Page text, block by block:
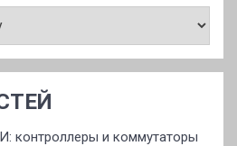
контроллеры и коммутаторы